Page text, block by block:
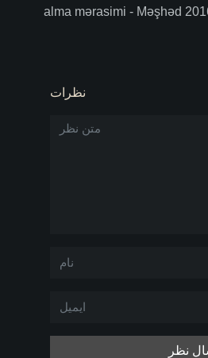
alma mərasimi - Məşhəd
نظرات
نظر